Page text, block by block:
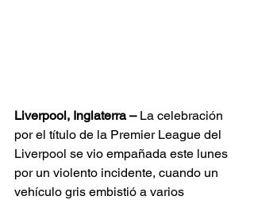
Liverpool, Inglaterra – La celebración
por el título de la Premier League del
Liverpool se vio empañada este lunes
por un violento incidente, cuando un
vehículo gris embistió a varios